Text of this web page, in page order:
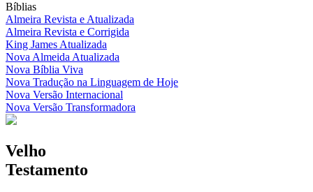
Bíblias
Almeira Revista e Atualizada
Almeira Revista e Corrigida
King James Atualizada
Nova Almeida Atualizada
Nova Bíblia Viva
Nova Tradução na Linguagem de Hoje
Nova Versão Internacional
Nova Versão Transformadora
Velho
Testamento